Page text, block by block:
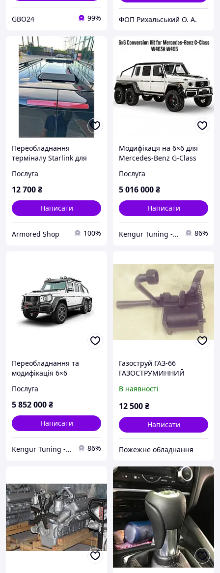
GBO24 99% ФОП Рихальський О. А.
Переобладнання
терміналу Starlink для
Послуга
12 700₴
Написати
Armored Shop 100%
Модифікаця на 6×6 для
Mercedes-Benz G-Class
Послуга
5 016 000₴
Написати
Kengur Tuning - запчастини, автотюнінг, аксесуари 86%
Переобладнання та
модифікація 6×6
XLP 800 Style для
Mercedes-Benz G-Class
Послуга
5 852 000₴
Написати
Kengur Tuning - запчастини, автотюнінг, аксесуари 86%
Газоструй ГАЗ-66
ГАЗОСТРУМИННИЙ
В наявності
12 500₴
Написати
Пожежне обладнання